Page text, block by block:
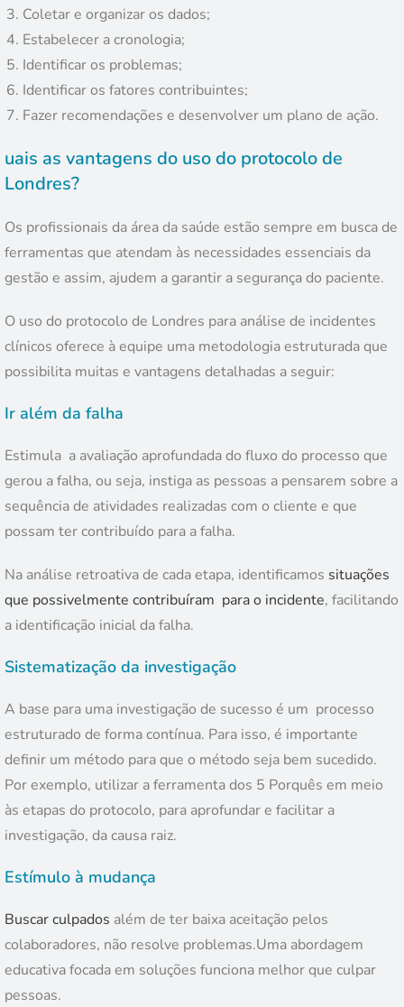
Coletar e organizar os dados;
Estabelecer a cronologia;
Identificar os problemas;
Identificar os fatores contribuintes;
Fazer recomendações e desenvolver um plano de ação.
uais as vantagens do uso do protocolo de
Londres?
Os profissionais da área da saúde estão sempre em busca de
ferramentas que atendam às necessidades essenciais da
gestão e assim, ajudem a garantir a segurança do paciente.
O uso do protocolo de Londres para análise de incidentes
clínicos oferece à equipe uma metodologia estruturada que
possibilita muitas e vantagens detalhadas a seguir:
Ir além da falha
Estimula a avaliação aprofundada do fluxo do processo que
gerou a falha, ou seja, instiga as pessoas a pensarem sobre a
sequência de atividades realizadas com o cliente e que
possam ter contribuído para a falha.
Na análise retroativa de cada etapa, identificamos situações
que possivelmente contribuíram para o incidente, facilitando
a identificação inicial da falha.
Sistematização da investigação
A base para uma investigação de sucesso é um processo
estruturado de forma contínua. Para isso, é importante
definir um método para que o método seja bem sucedido.
Por exemplo, utilizar a ferramenta dos 5 Porquês em meio
às etapas do protocolo, para aprofundar e facilitar a
investigação, da causa raiz.
Estímulo à mudança
Buscar culpados além de ter baixa aceitação pelos
colaboradores, não resolve problemas.Uma abordagem
educativa focada em soluções funciona melhor que culpar
pessoas.